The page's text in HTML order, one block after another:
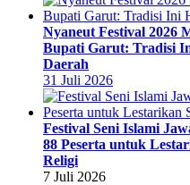
Nyaneut Festival 2026
Bupati Garut: Tradisi
Daerah
31 Juli 2026
Festival Seni Islami
88 Peserta untuk
Religi
7 Juli 2026